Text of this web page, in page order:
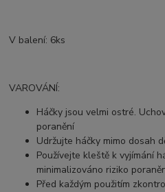
V balení: 6ks
VAROVÁNÍ:
Háčky jsou velmi ostré.
poranění
Udržujte háčky mimo dosah
Používejte kleště k vyjímání
minimalizováno riziko
Před každým použitím